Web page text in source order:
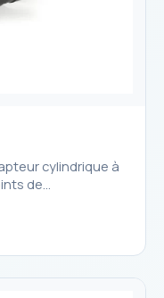
cylindrique à
de…